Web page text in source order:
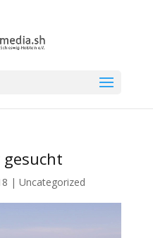
gesucht
| Uncategorized